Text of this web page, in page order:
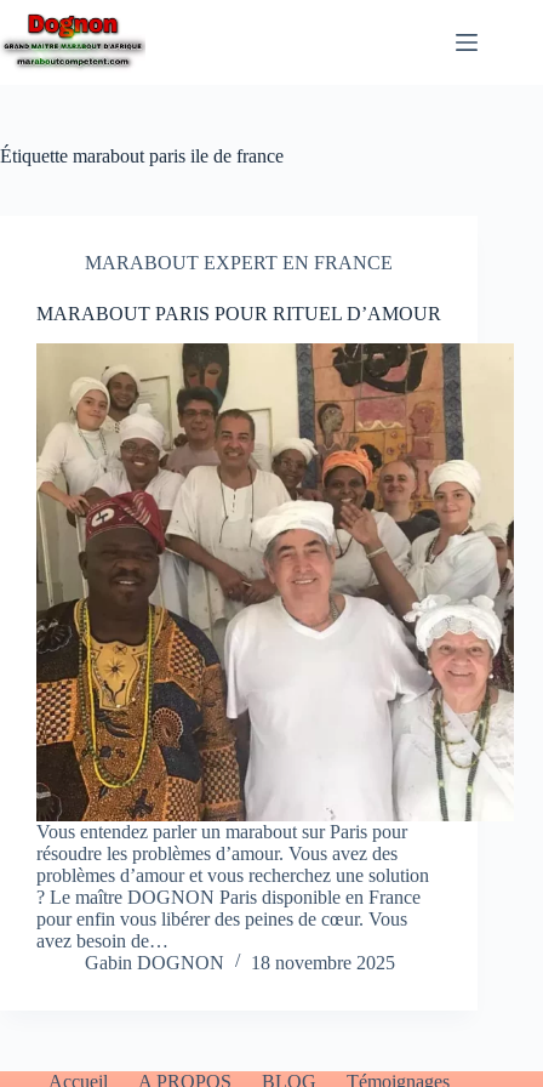
Étiquette marabout paris ile de france
MARABOUT EXPERT EN FRANCE
MARABOUT PARIS POUR RITUEL D’AMOUR
Vous entendez parler un marabout sur Paris pour
résoudre les problèmes d’amour. Vous avez des
problèmes d’amour et vous recherchez une solution
? Le maître DOGNON Paris disponible en France
pour enfin vous libérer des peines de cœur. Vous
avez besoin de…
Gabin DOGNON
18 novembre 2025
Accueil A PROPOS BLOG Témoignages